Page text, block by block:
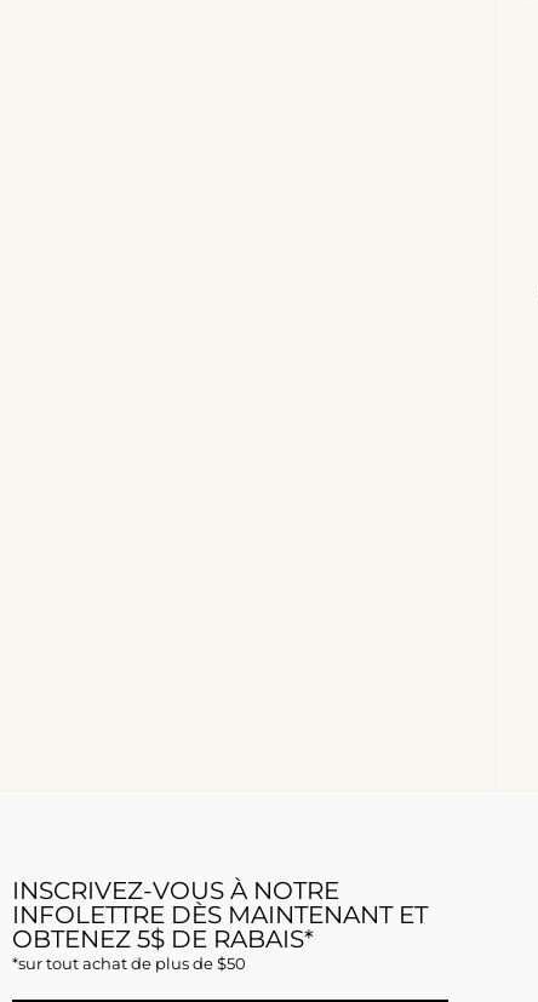
INSCRIVEZ-VOUS À NOTRE
INFOLETTRE DÈS MAINTENANT ET
OBTENEZ 5$ DE RABAIS*
*sur tout achat de plus de $50